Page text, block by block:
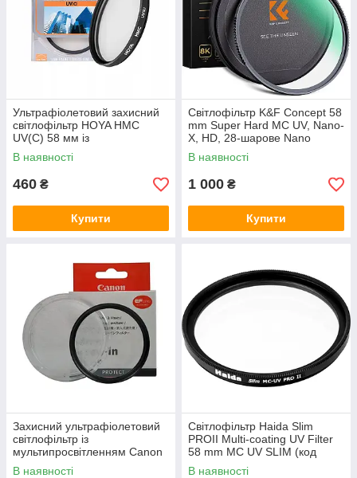
Ультрафіолетовий захисний
світлофільтр HOYA HMC
UV(C) 58 мм із
мультипросвітленням
В наявності
460 ₴
Купити
Світлофільтр K&F Concept 58
mm Super Hard MC UV, Nano-
X, HD, 28-шарове Nano
покриття, оптичне скло
Японія
В наявності
1 000 ₴
Купити
Захисний ультрафіолетовий
світлофільтр із
мультипросвітленням Canon
MC UV — 58 мм
В наявності
Світлофільтр Haida Slim
PROII Multi-coating UV Filter
58 mm MC UV SLIM (код
HD1210)
В наявності